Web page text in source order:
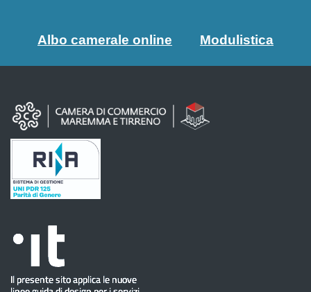
Albo camerale online Modulistica